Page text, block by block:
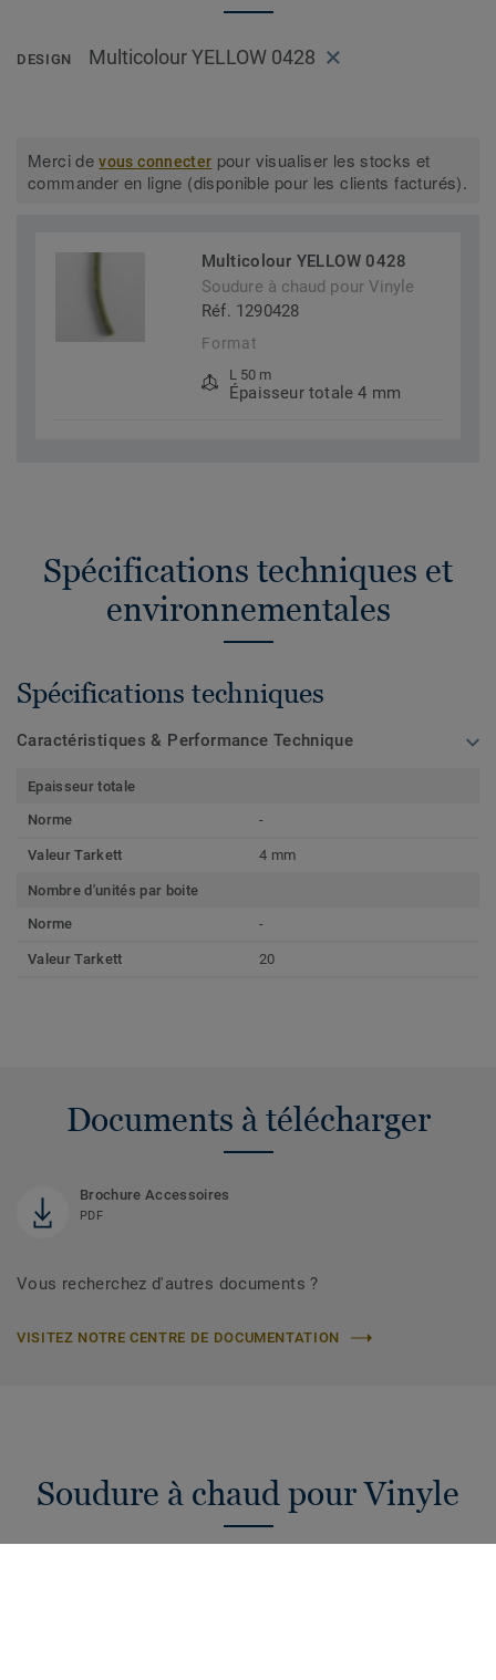
DESIGN Multicolour YELLOW 0428
Merci devous connecter pour visualiser les stocks et
commander en ligne (disponible pour les clients facturés).
Multicolour YELLOW 0428
Soudure à chaud pour Vinyle
Réf. 1290428
Format
L 50 m
Épaisseur totale 4 mm
Spécifications techniques et
environnementales
Spécifications techniques
Caractéristiques & Performance Technique
Epaisseur totale
Norme
-
Valeur Tarkett 4 mm
Nombre d'unités par boite
Norme
-
Valeur Tarkett 20
Documents à télécharger
Brochure Accessoires
PDF
Vous recherchez d'autres documents ?
VISITEZ NOTRE CENTRE DE DOCUMENTATION
Soudure à chaud pour Vinyle